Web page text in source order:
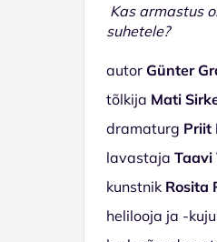
Kas armastus
suhetele?
autor Günter
tõlkija Mati
dramaturg Priit
lavastaja Taavi
kunstnik Rosita
helilooja ja -